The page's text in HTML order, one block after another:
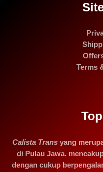
Terms
Calista Trans yang
di Pulau Jawa.
dengan cukup